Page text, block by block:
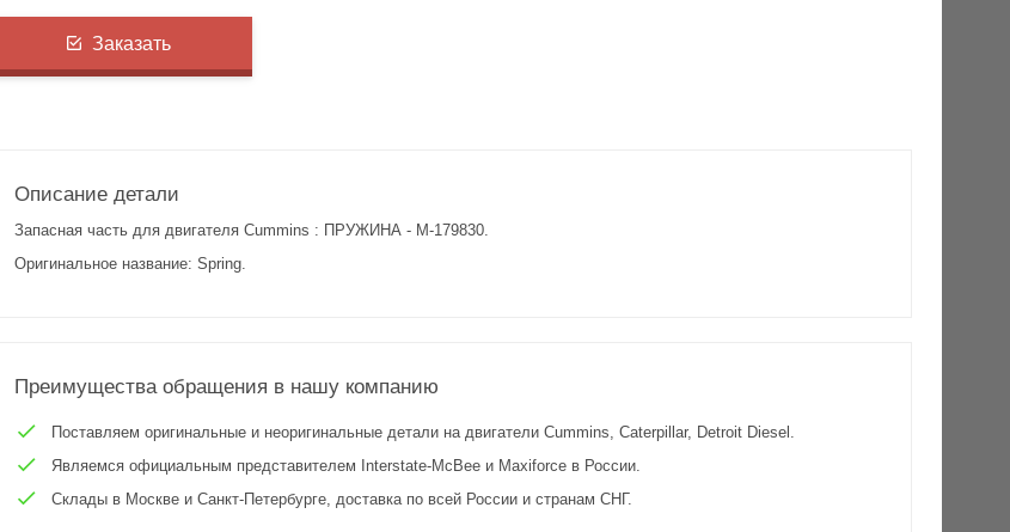
Заказать
Описание детали
Запасная часть для двигателя Cummins : ПРУЖИНА - M-179830.
Оригинальное название: Spring.
Преимущества обращения в нашу компанию
Поставляем оригинальные и неоригинальные детали на двигатели Cummins, Caterpillar, Detroit Diesel.
Являемся официальным представителем Interstate-McBee и Maxiforce в России.
Склады в Москве и Санкт-Петербурге, доставка по всей России и странам СНГ.